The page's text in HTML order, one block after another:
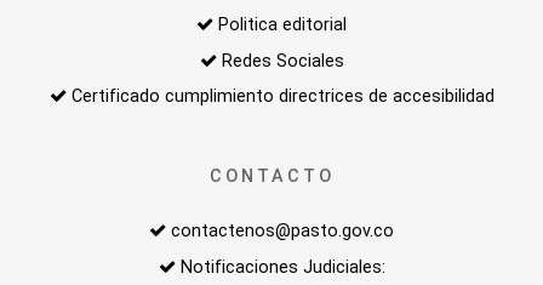
Politica editorial
Redes Sociales
Certificado cumplimiento directrices de accesibilidad
CONTACTO
contactenos@pasto.gov.co
Notificaciones Judiciales: